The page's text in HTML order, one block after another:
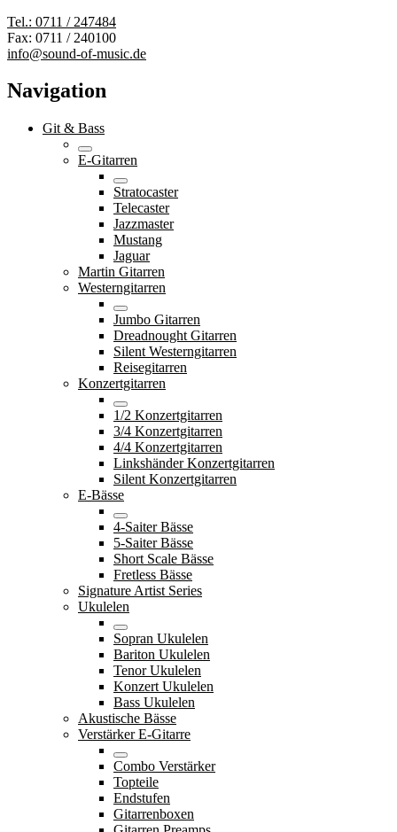
Tel.: 0711 / 247484
Fax: 0711 / 240100
info@sound-of-music.de
Navigation
Git & Bass
E-Gitarren
Stratocaster
Telecaster
Jazzmaster
Mustang
Jaguar
Martin Gitarren
Westerngitarren
Jumbo Gitarren
Dreadnought Gitarren
Silent Westerngitarren
Reisegitarren
Konzertgitarren
1/2 Konzertgitarren
3/4 Konzertgitarren
4/4 Konzertgitarren
Linkshänder Konzertgitarren
Silent Konzertgitarren
E-Bässe
4-Saiter Bässe
5-Saiter Bässe
Short Scale Bässe
Fretless Bässe
Signature Artist Series
Ukulelen
Sopran Ukulelen
Bariton Ukulelen
Tenor Ukulelen
Konzert Ukulelen
Bass Ukulelen
Akustische Bässe
Verstärker E-Gitarre
Combo Verstärker
Topteile
Endstufen
Gitarrenboxen